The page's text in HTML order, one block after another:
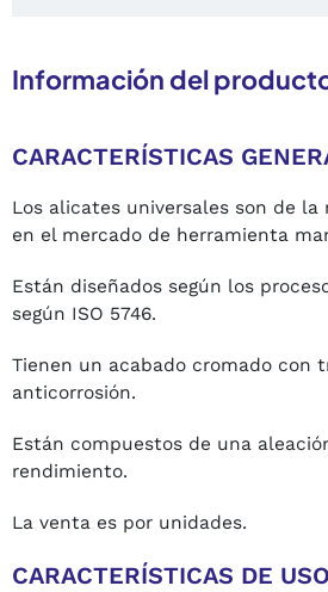
Información del
CARACTERÍSTICAS
Los alicates universales son de la
en el mercado de herramienta
Están diseñados según los
según ISO 5746.
Tienen un acabado cromado con
anticorrosión.
Están compuestos de una
rendimiento.
La venta es por unidades.
CARACTERÍSTICAS DE USO